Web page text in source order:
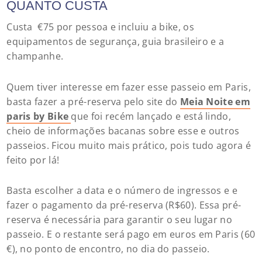
QUANTO CUSTA
Custa €75 por pessoa e incluiu a bike, os
equipamentos de segurança, guia brasileiro e a
champanhe.
Quem tiver interesse em fazer esse passeio em Paris,
basta fazer a pré-reserva pelo site do Meia Noite em
paris by Bike que foi recém lançado e está lindo,
cheio de informações bacanas sobre esse e outros
passeios. Ficou muito mais prático, pois tudo agora é
feito por lá!
Basta escolher a data e o número de ingressos e e
fazer o pagamento da pré-reserva (R$60). Essa pré-
reserva é necessária para garantir o seu lugar no
passeio. E o restante será pago em euros em Paris (60
€), no ponto de encontro, no dia do passeio.